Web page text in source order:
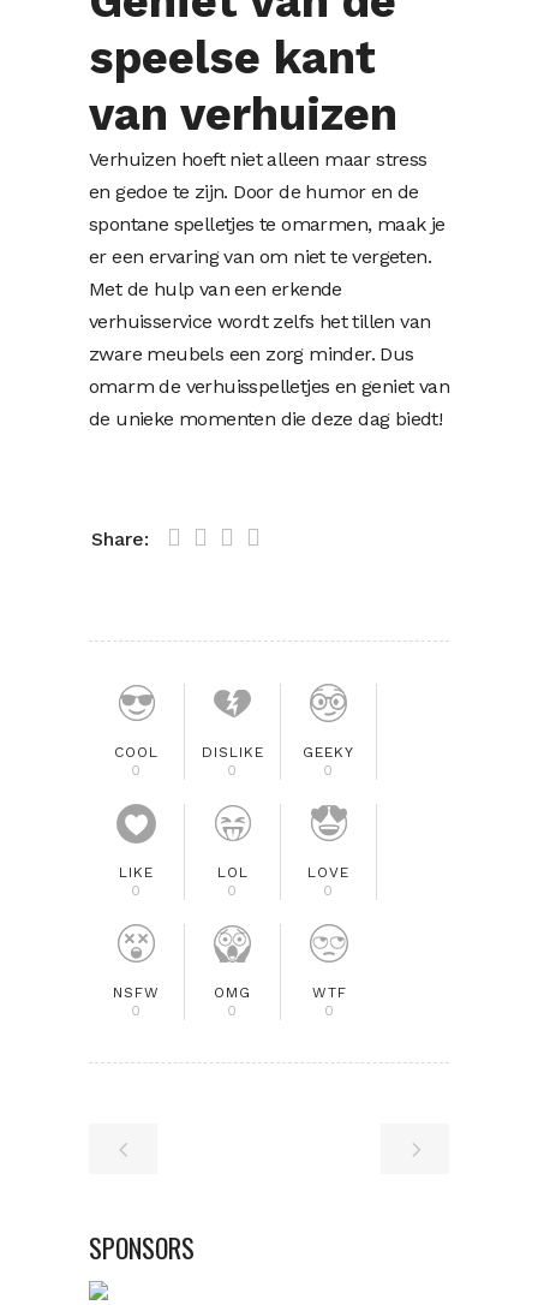
speelse kant
van verhuizen
Verhuizen hoeft niet alleen maar stress
en gedoe te zijn. Door de humor en de
spontane spelletjes te omarmen, maak je
er een ervaring van om niet te vergeten.
Met de hulp van een erkende
verhuisservice wordt zelfs het tillen van
zware meubels een zorg minder. Dus
omarm de verhuisspelletjes en geniet van
de unieke momenten die deze dag biedt!
Share:
COOL
0
DISLIKE
0
GEEKY
0
LIKE
0
LOL
0
LOVE
0
NSFW
0
OMG
0
WTF
0
SPONSORS